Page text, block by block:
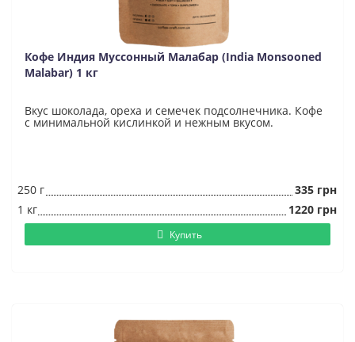
Кофе Индия Муссонный Малабар (India Monsooned
Malabar) 1 кг
Вкус шоколада, ореха и семечек подсолнечника. Кофе
с минимальной кислинкой и нежным вкусом.
250 г
335 грн
1 кг
1220 грн
Купить